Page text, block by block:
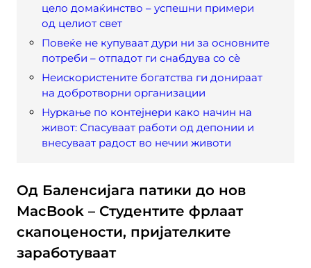
цело домаќинство – успешни примери
од целиот свет
Повеќе не купуваат дури ни за основните
потреби – отпадот ги снабдува со сѐ
Неискористените богатства ги донираат
на добротворни организации
Нуркање по контејнери како начин на
живот: Спасуваат работи од депонии и
внесуваат радост во нечии животи
Од Баленсијага патики до нов
MacBook – Студентите фрлаат
скапоцености, пријателките
заработуваат